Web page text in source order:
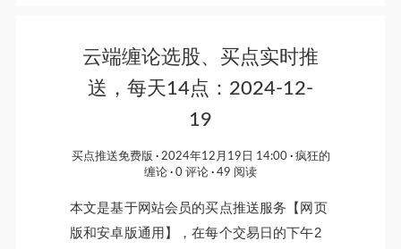
云端缠论选股、买点实时推
送，每天14点：2024-12-
19
买点推送免费版 2024年12月19日 14:00
疯狂的
缠论
0 评论 49 阅读
本文是基于网站会员的买点推送服务【网页
版和安卓版通用】，在每个交易日的下午2